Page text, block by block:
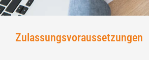
Zulassungsvoraussetzungen